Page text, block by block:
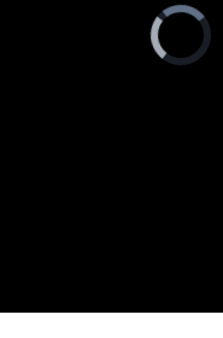
Video
Player
is
loading.